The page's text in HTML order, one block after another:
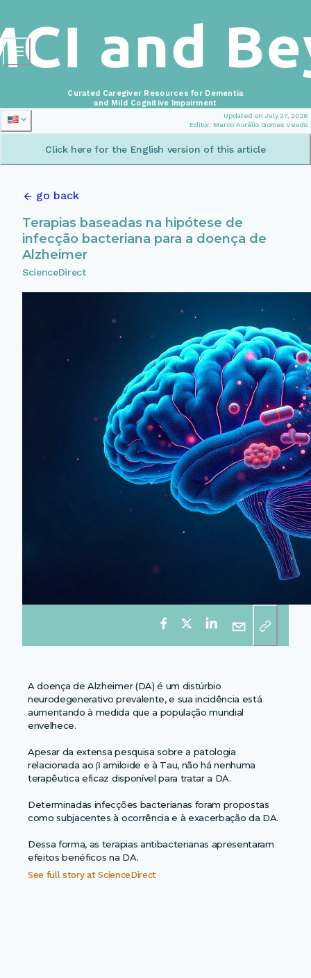
Updated on July 27, 2026
Editor: Marco Aurélio Gomes Veado
Curated Caregiver Resources for Dementia
and Mild Cognitive Impairment
Click here for the English version of this article
go back
Terapias baseadas na hipótese de
infecção bacteriana para a doença de
Alzheimer
ScienceDirect
A doença de Alzheimer (DA) é um distúrbio
neurodegenerativo prevalente, e sua incidência está
aumentando à medida que a população mundial
envelhece.
Apesar da extensa pesquisa sobre a patologia
relacionada ao β amiloide e à Tau, não há nenhuma
terapêutica eficaz disponível para tratar a DA.
Determinadas infecções bacterianas foram propostas
como subjacentes à ocorrência e à exacerbação da DA.
Dessa forma, as terapias antibacterianas apresentaram
efeitos benéficos na DA.
See full story atScienceDirect